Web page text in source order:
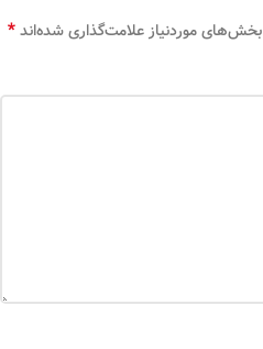
بخش‌های موردنیاز علامت‌گذاری شده‌اند*